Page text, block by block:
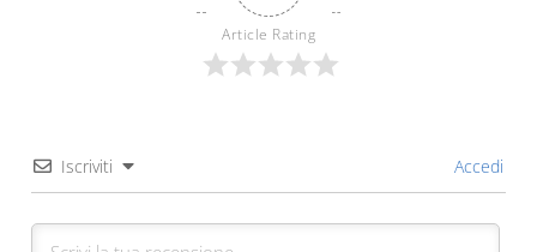
Article Rating
Iscriviti Accedi